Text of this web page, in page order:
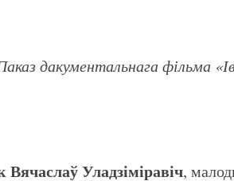
дакументальнага фільма
Уладзіміравіч,